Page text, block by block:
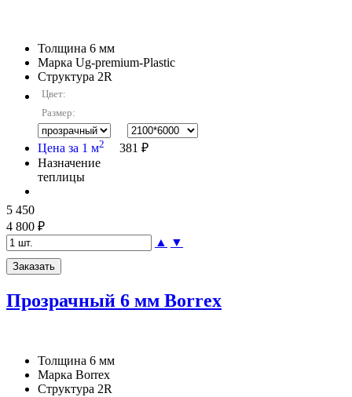
Толщина 6 мм
Марка Ug-premium-Plastic
Структура 2R
Цвет:
Размер:
Цена за 1 м2
381 ₽
Назначение
теплицы
5 450
4 800 ₽
▲ ▼
Прозрачный 6 мм Borrex
Толщина 6 мм
Марка Borrex
Структура 2R